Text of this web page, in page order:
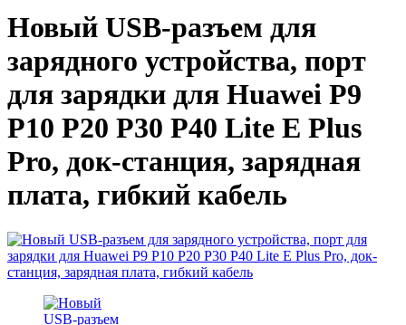
Новый USB-разъем для
зарядного устройства, порт
для зарядки для Huawei P9
P10 P20 P30 P40 Lite E Plus
Pro, док-станция, зарядная
плата, гибкий кабель